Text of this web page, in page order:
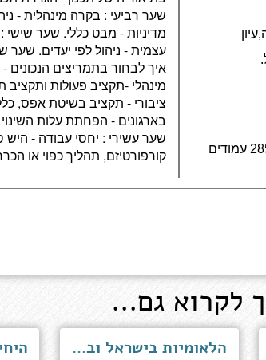
שער רביעי : בקרה מינהלית -
מדיניות - מבט כללי. שער שישי
עצמית - ניהול לפי יעדים. שער
איך לבחור בתמריצים הנכונים
מינהלי -תקציב פעולות
ציבורי - תקציב בשיטת אפס,
בארגונים - הפחתת עלות
שער עשירי : יחסי עבודה - היש
קורפורטיזם, תהליך כפוי או
לקרוא גם...
הלאומיות בישראל ובעמים - ראשית הדרך עד 1920